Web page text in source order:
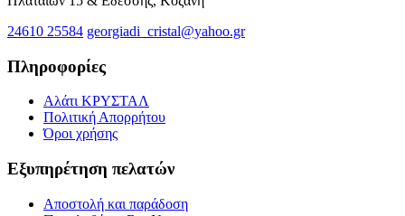
24610 25584 georgiadi_cristal@yahoo.gr
Πληροφορίες
Αλάτι ΚΡΥΣΤΑΛ
Πολιτική Απορρήτου
Όροι χρήσης
Εξυπηρέτηση πελατών
Αποστολή και παράδοση